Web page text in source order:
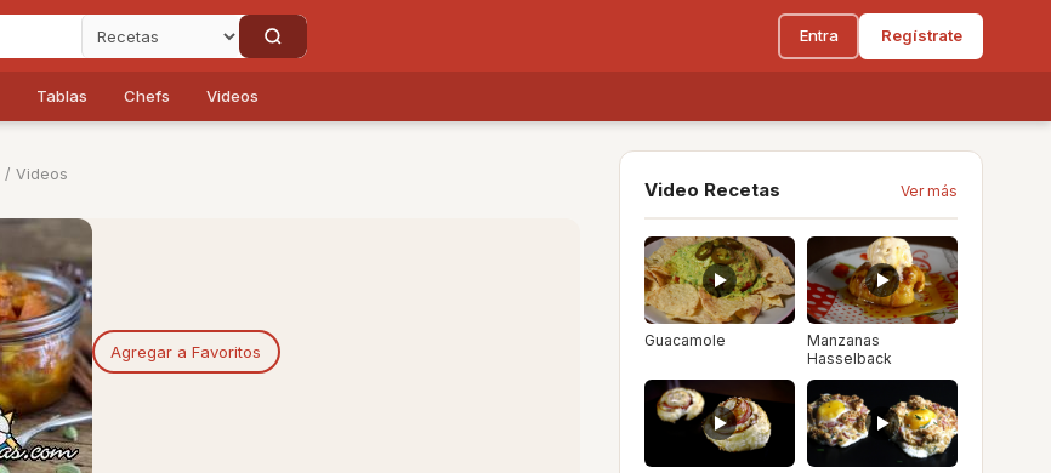
Entra Regístrate
Tablas Chefs Videos
/ Videos
Agregar a Favoritos
Video Recetas Ver más
Guacamole
Manzanas
Hasselback